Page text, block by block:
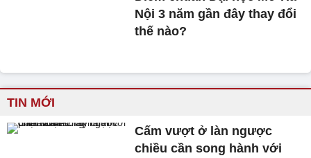
Nội 3 năm gần đây thay đổi
thế nào?
TIN MỚI
Cấm vượt ở làn ngược
chiều cần song hành với